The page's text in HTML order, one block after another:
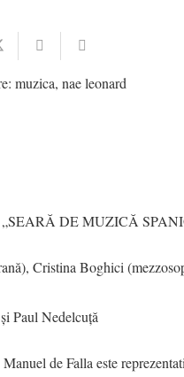
muzica, nae leonard
„SEARĂ DE MUZICĂ
Cristina Boghici
Paul Nedelcuță
de Falla este